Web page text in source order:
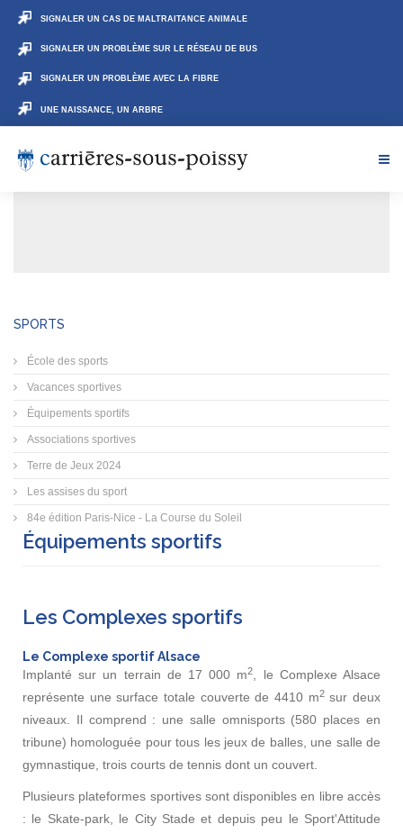
SIGNALER UN CAS DE MALTRAITANCE ANIMALE
SIGNALER UN PROBLÈME SUR LE RÉSEAU DE BUS
SIGNALER UN PROBLÈME AVEC LA FIBRE
UNE NAISSANCE, UN ARBRE
SPORTS
École des sports
Vacances sportives
Équipements sportifs
Associations sportives
Terre de Jeux 2024
Les assises du sport
84e édition Paris-Nice - La Course du Soleil
Équipements sportifs
Les Complexes sportifs
Le Complexe sportif Alsace
Implanté sur un terrain de 17 000 m2
, le Complexe Alsace
représente une surface totale couverte de 4410 m2sur deux
niveaux. Il comprend : une salle omnisports (580 places en
tribune) homologuée pour tous les jeux de balles, une salle de
gymnastique, trois courts de tennis dont un couvert.
Plusieurs plateformes sportives sont disponibles en libre accès
: le Skate-park, le City Stade et depuis peu le Sport'Attitude